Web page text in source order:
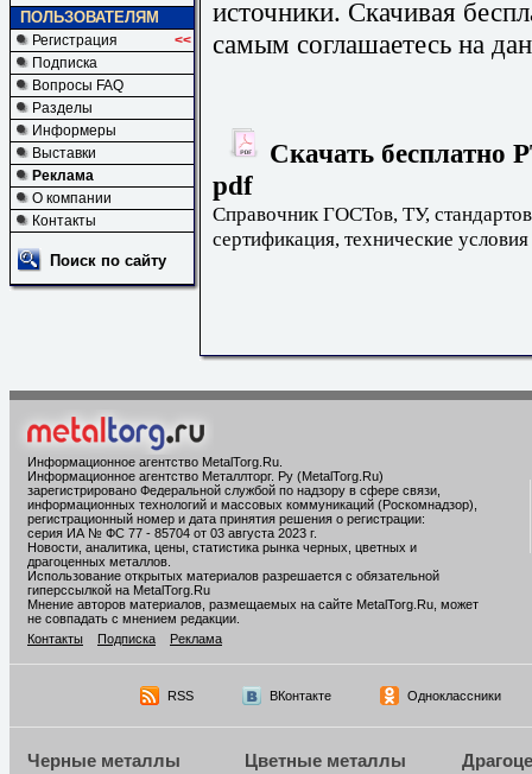
ПОЛЬЗОВАТЕЛЯМ
Регистрация
<<
Подписка
Вопросы FAQ
Разделы
Информеры
Выставки
Реклама
О компании
Контакты
Поиск по сайту
источники. Скачивая
самым соглашаетесь на
Скачать бесплатно
pdf
Справочник ГОСТов, ТУ,
сертификация, технические условия
Информационное агентство MetalTorg.Ru
Информационное агентство Металлторг. Ру (MetalTorg.Ru)
зарегистрировано Федеральной службой по надзору в сфере связи,
информационных технологий и массовых коммуникаций (Роскомнадзор),
регистрационный номер и дата принятия решения о регистрации:
серия ИА № ФС 77 - 85704 от 03 августа 2023 г.
Новости, аналитика, цены, статистика рынка черных, цветных и
драгоценных металлов.
Использование открытых материалов разрешается с обязательной
гиперссылкой на MetalTorg.Ru
Мнение авторов материалов, размещаемых на сайте MetalTorg.Ru, может
не совпадать с мнением редакции.
Контакты
Подписка Реклама
RSS ВКонтакте Одноклассники
Черные металлы Цветные металлы